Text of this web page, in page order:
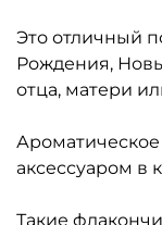
Это отличный
Рождения,
отца, матери
аксессуаром в
Такие